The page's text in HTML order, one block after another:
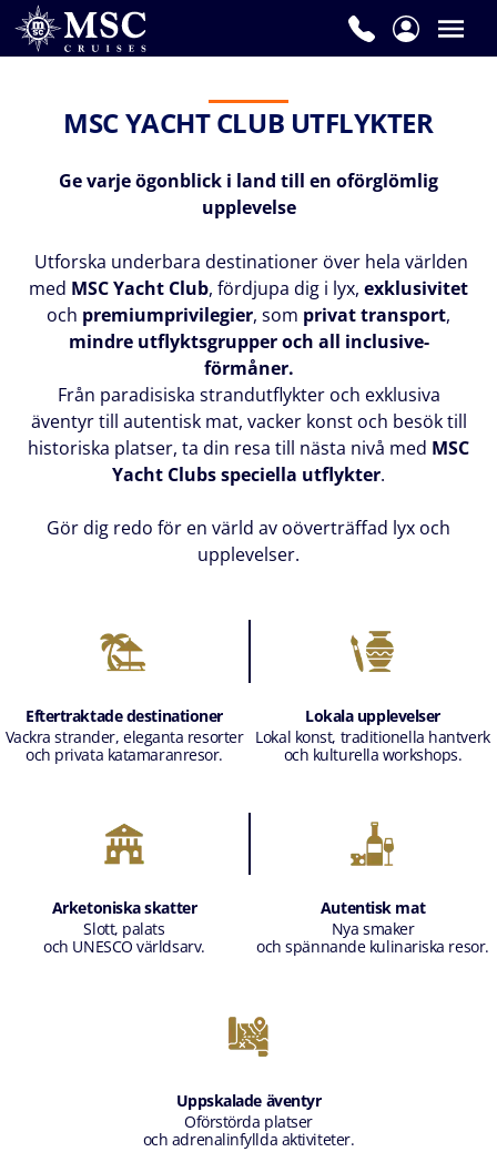
MSC YACHT CLUB UTFLYKTER
Ge varje ögonblick i land till en oförglömlig
upplevelse
Utforska underbara destinationer över hela världen
med MSC Yacht Club, fördjupa dig i lyx, exklusivitet
och premiumprivilegier, som privat transport,
mindre utflyktsgrupper och all inclusive-
förmåner.
Från paradisiska strandutflykter och exklusiva
äventyr till autentisk mat, vacker konst och besök till
historiska platser, ta din resa till nästa nivå med MSC
Yacht Clubs speciella utflykter.
Gör dig redo för en värld av oöverträffad lyx och
upplevelser.
Eftertraktade destinationer
Vackra strander, eleganta resorter
och privata katamaranresor.
Lokala upplevelser
Lokal konst, traditionella hantverk
och kulturella workshops.
Arketoniska skatter
Slott, palats
och UNESCO världsarv.
Autentisk mat
Nya smaker
och spännande kulinariska resor.
Uppskalade äventyr
Oförstörda platser
och adrenalinfyllda aktiviteter.